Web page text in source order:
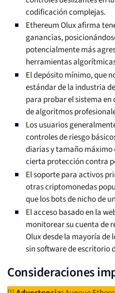
codificación complejas.
Ethereum Olux afirma
ganancias,
potencialmente más
herramientas
El depósito mínimo, que
estándar de la industria
para probar el sistema
de algoritmos
Los usuarios
controles de riesgo
diarias y tamaño máximo
cierta protección contra
El soporte para activos
otras criptomonedas
que los bots de nicho de
El acceso basado en la
monitorear su cuenta de
Olux desde la mayoría de
sin software de escritorio
Consideraciones